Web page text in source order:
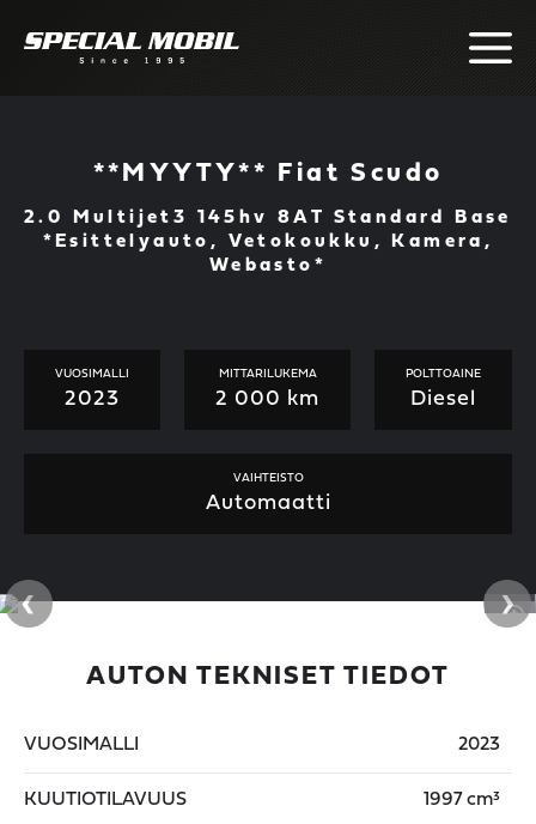
**MYYTY** Fiat Scudo
2.0 Multijet3 145hv 8AT Standard Base
*Esittelyauto, Vetokoukku, Kamera,
Webasto*
VUOSIMALLI
2023
MITTARILUKEMA
2 000 km
POLTTOAINE
Diesel
VAIHTEISTO
Automaatti
‹ ›
AUTON TEKNISET TIEDOT
VUOSIMALLI 2023
KUUTIOTILAVUUS 1997 cm³